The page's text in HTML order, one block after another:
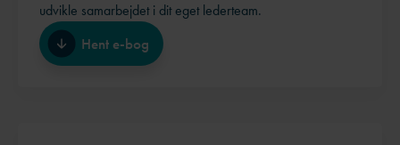
udvikle samarbejdet i dit eget lederteam.
Hent e-bog